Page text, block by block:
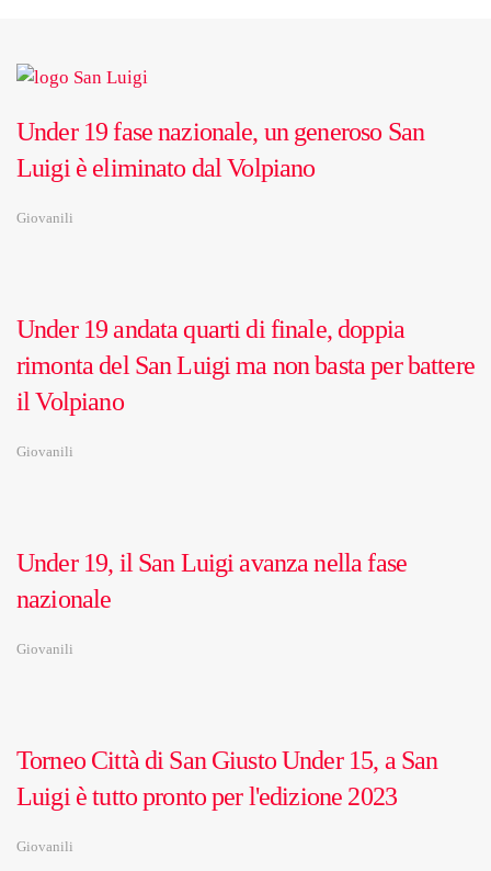
Under 19 fase nazionale, un generoso San
Luigi è eliminato dal Volpiano
Giovanili
Under 19 andata quarti di finale, doppia
rimonta del San Luigi ma non basta per battere
il Volpiano
Giovanili
Under 19, il San Luigi avanza nella fase
nazionale
Giovanili
Torneo Città di San Giusto Under 15, a San
Luigi è tutto pronto per l'edizione 2023
Giovanili